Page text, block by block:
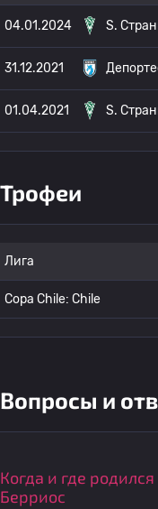
04.01.2024 S.
31.12.2021
01.04.2021 S.
Трофеи
Лига
Copa Chile: Chile
Вопросы и
Когда и где
Берриос